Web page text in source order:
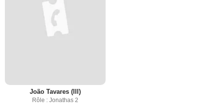
João Tavares (III)
Rôle : Jonathas 2